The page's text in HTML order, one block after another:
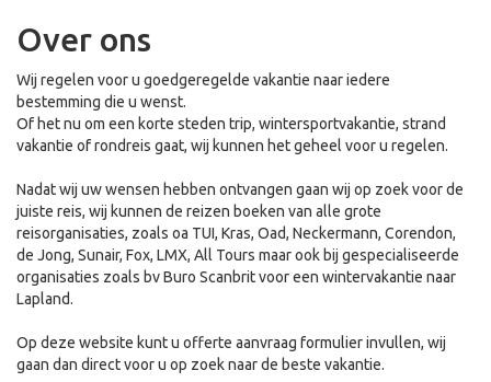
Over ons
Wij regelen voor u goedgeregelde vakantie naar iedere
bestemming die u wenst.
Of het nu om een korte steden trip, wintersportvakantie, strand
vakantie of rondreis gaat, wij kunnen het geheel voor u regelen.
Nadat wij uw wensen hebben ontvangen gaan wij op zoek voor de
juiste reis, wij kunnen de reizen boeken van alle grote
reisorganisaties, zoals oa TUI, Kras, Oad, Neckermann, Corendon,
de Jong, Sunair, Fox, LMX, All Tours maar ook bij gespecialiseerde
organisaties zoals bv Buro Scanbrit voor een wintervakantie naar
Lapland.
Op deze website kunt u offerte aanvraag formulier invullen, wij
gaan dan direct voor u op zoek naar de beste vakantie.